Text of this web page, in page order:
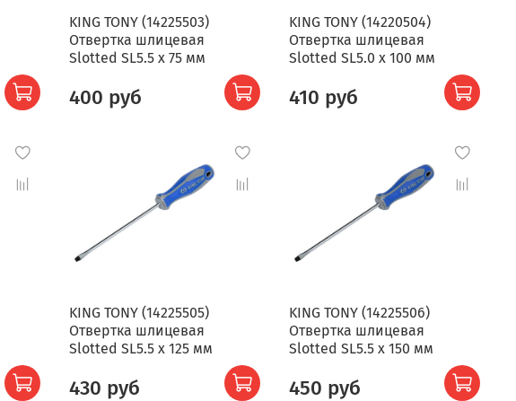
KING TONY (14225503)
Отвертка шлицевая
Slotted SL5.5 x 75 мм
400 руб
KING TONY (14220504)
Отвертка шлицевая
Slotted SL5.0 x 100 мм
410 руб
KING TONY (14225505)
Отвертка шлицевая
Slotted SL5.5 x 125 мм
430 руб
KING TONY (14225506)
Отвертка шлицевая
Slotted SL5.5 x 150 мм
450 руб